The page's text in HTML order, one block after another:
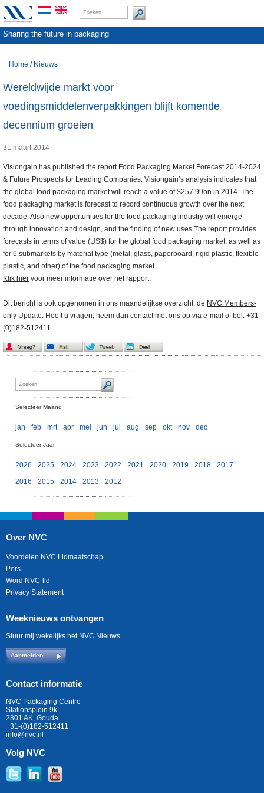
Sharing the future in packaging
Home / Nieuws
Wereldwijde markt voor
voedingsmiddelenverpakkingen blijft komende
decennium groeien
31 maart 2014
Visiongain has published the report Food Packaging Market Forecast 2014-2024
& Future Prospects for Leading Companies. Visiongain’s analysis indicates that
the global food packaging market will reach a value of $257.99bn in 2014. The
food packaging market is forecast to record continuous growth over the next
decade. Also new opportunities for the food packaging industry will emerge
through innovation and design, and the finding of new uses.The report provides
forecasts in terms of value (US$) for the global food packaging market, as well as
for 6 submarkets by material type (metal, glass, paperboard, rigid plastic, flexible
plastic, and other) of the food packaging market.
Klik hier voor meer informatie over het rapport.
Dit bericht is ook opgenomen in ons maandelijkse overzicht, de NVC Members-
only Update. Heeft u vragen, neem dan contact met ons op via e-mail of bel: +31-
(0)182-512411.
Selecteer Maand
jan feb mrt apr mei jun jul aug sep okt nov dec
Selecteer Jaar
2026 2025 2024 2023 2022 2021 2020 2019 2018
2017
2016
2015 2014 2013 2012
Over NVC
Voordelen NVC Lidmaatschap
Pers
Word NVC-lid
Privacy Statement
Weeknieuws ontvangen
Stuur mij wekelijks het NVC Nieuws.
Aanmelden
Contact informatie
NVC Packaging Centre
Stationsplein 9k
2801 AK, Gouda
+31-(0)182-512411
info@nvc.nl
Volg NVC